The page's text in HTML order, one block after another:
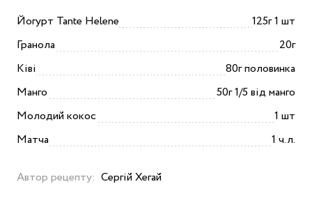
Йогурт Tante Helene
125г 1 шт
Гранола
20г
Ківі
80г половинка
Манго
50г 1/5 від манго
Молодий кокос
1 шт
Матча
1 ч.л.
Автор рецепту: Сергій Хегай